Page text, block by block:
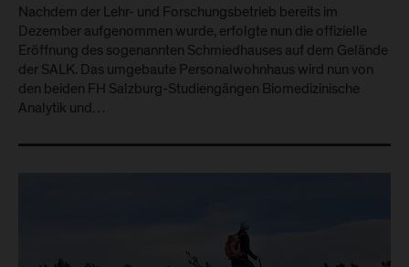
Nachdem der Lehr- und Forschungsbetrieb bereits im
Dezember aufgenommen wurde, erfolgte nun die offizielle
Eröffnung des sogenannten Schmiedhauses auf dem Gelände
der SALK. Das umgebaute Personalwohnhaus wird nun von
den beiden FH Salzburg-Studiengängen Biomedizinische
Analytik und…